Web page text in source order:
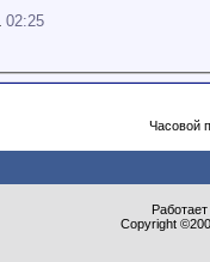
02:25
Часовой
Copyright